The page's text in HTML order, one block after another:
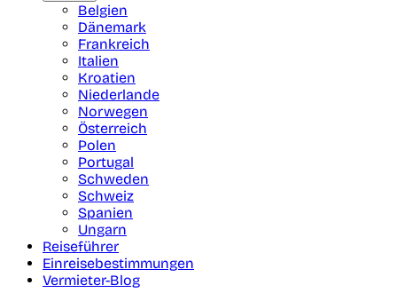
Belgien
Dänemark
Frankreich
Italien
Kroatien
Niederlande
Norwegen
Österreich
Polen
Portugal
Schweden
Schweiz
Spanien
Ungarn
Reiseführer
Einreisebestimmungen
Vermieter-Blog